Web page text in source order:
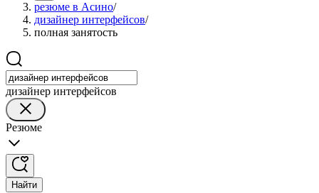
резюме в Асино/
дизайнер интерфейсов/
полная занятость
дизайнер интерфейсов
Резюме
Найти